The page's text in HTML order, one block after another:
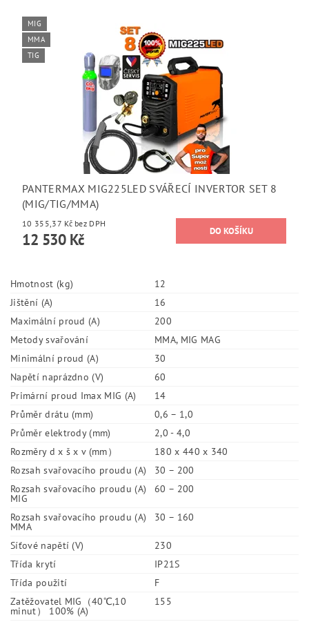
MIG
MMA
TIG
PANTERMAX MIG225LED SVÁŘECÍ INVERTOR SET 8
(MIG/TIG/MMA)
10 355,37 Kč bez DPH
12 530 Kč
Hmotnost (kg)
12
Jištění (A)
16
Maximální proud (A)
200
Metody svařování
MMA, MIG MAG
Minimální proud (A)
30
Napětí naprázdno (V)
60
Primární proud Imax MIG (A)
14
Průměr drátu (mm)
0,6 – 1,0
Průměr elektrody (mm)
2,0 - 4,0
Rozměry d x š x v (mm）
180 x 440 x 340
Rozsah svařovacího proudu (A)
30 – 200
Rozsah svařovacího proudu (A)
MIG
60 – 200
Rozsah svařovacího proudu (A)
MMA
30 – 160
Síťové napětí (V)
230
Třída krytí
IP21S
Třída použití
F
Zatěžovatel MIG（40℃,10
minut） 100% (A)
155